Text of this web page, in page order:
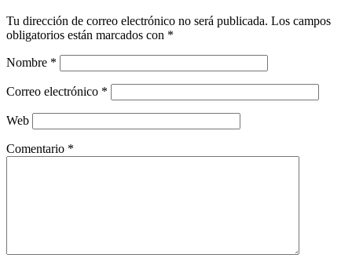
Tu dirección de correo electrónico no será publicada. Los campos
obligatorios están marcados con *
Nombre *
Correo electrónico *
Web
Comentario *